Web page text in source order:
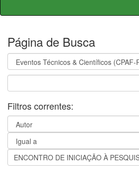
Página de Busca
Filtros correntes: